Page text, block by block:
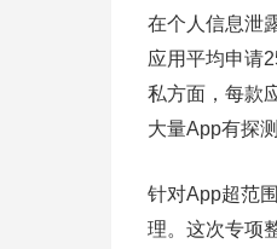
在个人信息泄
应用平均申请
私方面，每款
大量App有探
针对App超范
理。这次专项